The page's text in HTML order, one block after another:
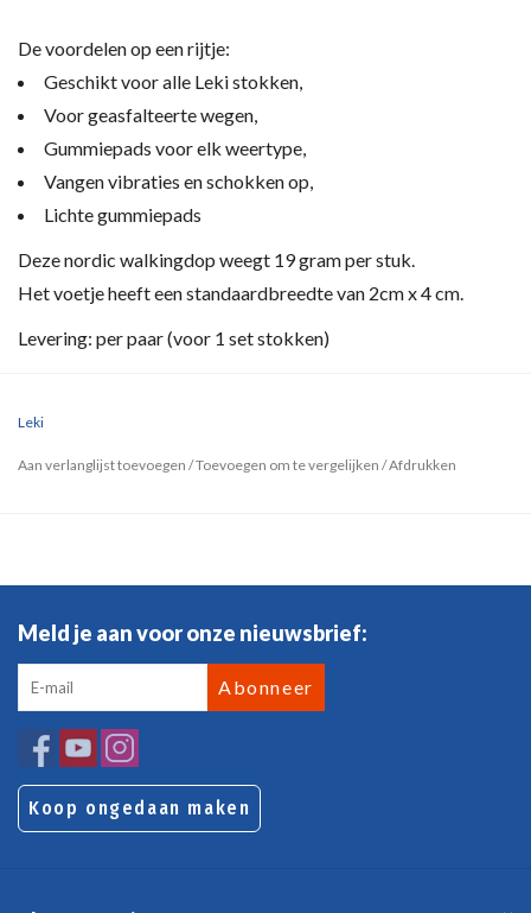
De voordelen op een rijtje:
Geschikt voor alle Leki stokken,
Voor geasfalteerte wegen,
Gummiepads voor elk weertype,
Vangen vibraties en schokken op,
Lichte gummiepads
Deze nordic walkingdop weegt 19 gram per stuk.
Het voetje heeft een standaardbreedte van 2cm x 4 cm.
Levering: per paar (voor 1 set stokken)
Leki
Aan verlanglijst toevoegen /Toevoegen om te vergelijken /Afdrukken
Meld je aan voor onze nieuwsbrief:
Abonneer
Koop ongedaan maken